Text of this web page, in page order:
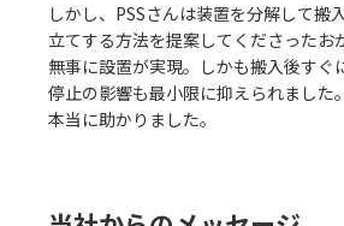
しかし、PSSさんは装置を分解して搬
立てする方法を提案してくださったお
無事に設置が実現。しかも搬入後すぐ
停止の影響も最小限に抑えられました。
本当に助かりました。